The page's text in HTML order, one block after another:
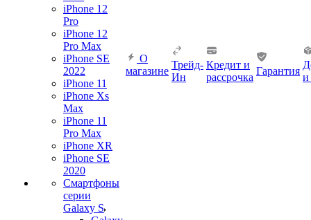
iPhone 12
Pro
iPhone 12
Pro Max
iPhone SE
2022
iPhone 11
iPhone Xs
Max
iPhone 11
Pro Max
iPhone XR
iPhone SE
2020
Смартфоны
серии
Galaxy S
О
магазине
Трейд-
Ин
Кредит и
рассрочка
Гарантия
и